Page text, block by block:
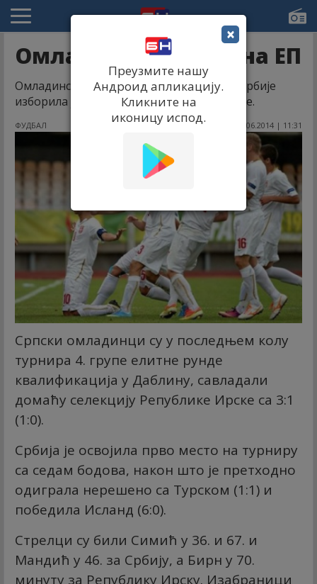
Омладинци Србије на ЕП
Омладинска фудбалска репрезентација Србије
изборила је пласман на првенство Европе.
ФУДБАЛ 04.06.2014 | 11:31
Српски омладинци су у последњем колу
турнира 4. групе елитне рунде
квалификација у Даблину, савладали
домаћу селекцију Републике Ирске са 3:1
(1:0).
Србија је освојила прво место на турниру
са седам бодова, након што је претходно
одиграла нерешено са Турском (1:1) и
победила Исланд (6:0).
Стрелци су били Симић у 36. и 67. и
Мандић у 46. за Србију, а Бирн у 70.
минуту за Републику Ирску. Изабраници
×
Преузмите нашу
Андроид апликацију.
Кликните на
иконицу испод.